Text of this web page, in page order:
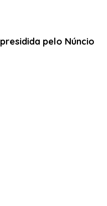
pelo Núncio